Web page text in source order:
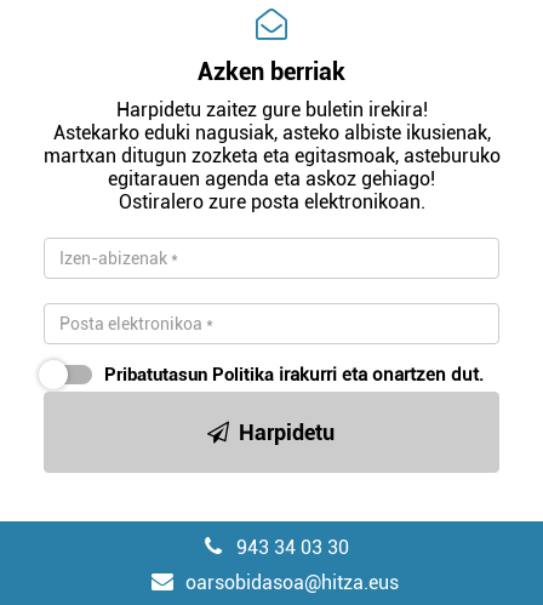
Azken berriak
Harpidetu zaitez gure buletin irekira!
Astekarko eduki nagusiak, asteko albiste ikusienak,
martxan ditugun zozketa eta egitasmoak, asteburuko
egitarauen agenda eta askoz gehiago!
Ostiralero zure posta elektronikoan.
Pribatutasun Politika irakurri eta onartzen dut.
Harpidetu
943 34 03 30
oarsobidasoa@hitza.eus